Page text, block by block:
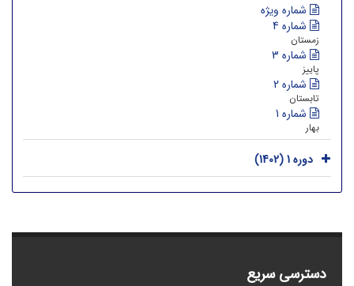
شماره ویژه
شماره 4
زمستان
شماره 3
پاییز
شماره 2
تابستان
شماره 1
بهار
دوره 1 (1402)
دسترسی سریع